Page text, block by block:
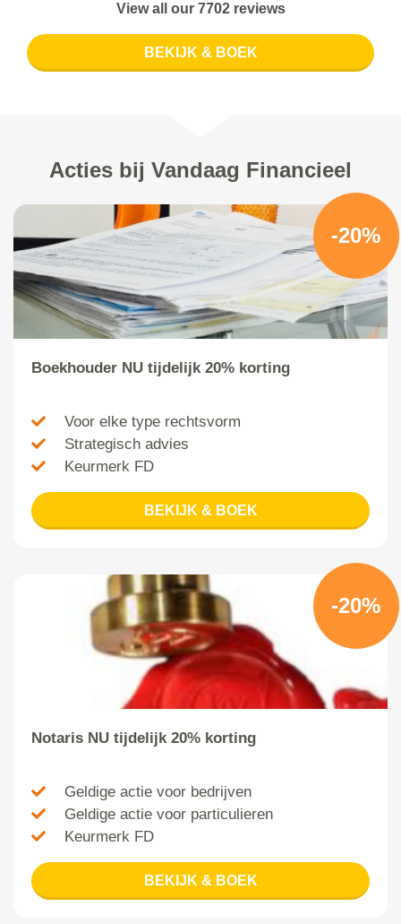
View all our 7702 reviews
BEKIJK & BOEK
Acties bij Vandaag Financieel
-20%
Boekhouder NU tijdelijk 20% korting
Voor elke type rechtsvorm
Strategisch advies
Keurmerk FD
BEKIJK & BOEK
-20%
Notaris NU tijdelijk 20% korting
Geldige actie voor bedrijven
Geldige actie voor particulieren
Keurmerk FD
BEKIJK & BOEK